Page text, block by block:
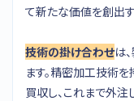
て新たな価値を創出す
技術の掛け合わせは
ます。精密加工技術
買収し、これまで外